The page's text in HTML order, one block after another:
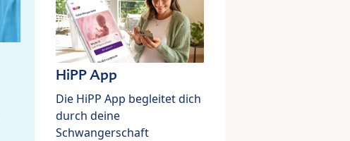
HiPP App
Die HiPP App begleitet dich
durch deine
Schwangerschaft